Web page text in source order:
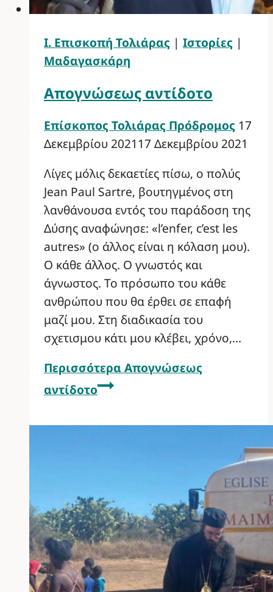
Ι. Επισκοπή Τολιάρας | Ιστορίες |
Μαδαγασκάρη
Απογνώσεως αντίδοτο
Επίσκοπος Τολιάρας Πρόδρομος 17
Δεκεμβρίου 2021 17 Δεκεμβρίου 2021
Λίγες μόλις δεκαετίες πίσω, ο πολύς
Jean Paul Sartre, βουτηγμένος στη
λανθάνουσα εντός του παράδοση της
Δύσης αναφώνησε: «l’enfer, c’est les
autres» (ο άλλος είναι η κόλαση μου).
Ο κάθε άλλος. Ο γνωστός και
άγνωστος. Το πρόσωπο του κάθε
ανθρώπου που θα έρθει σε επαφή
μαζί μου. Στη διαδικασία του
σχετισμου κάτι μου κλέβει, χρόνο,…
Περισσότερα Απογνώσεως
αντίδοτο